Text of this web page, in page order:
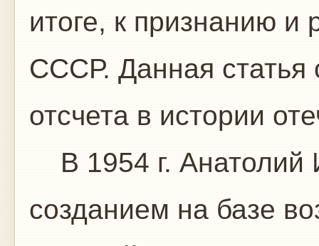
итоге, к признанию и
СССР. Данная статья
отсчета в истории
В 1954 г. Анатолий
созданием на базе